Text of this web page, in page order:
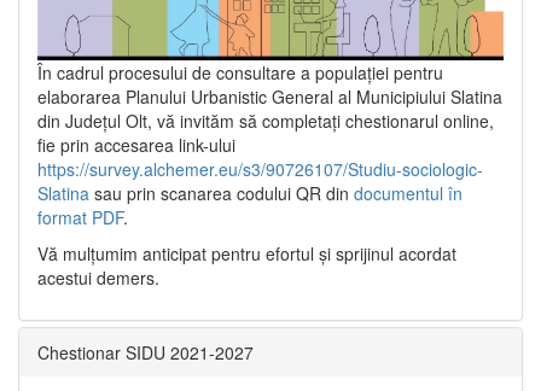
În cadrul procesului de consultare a populaţiei pentru
elaborarea Planului Urbanistic General al Municipiului Slatina
din Județul Olt, vă invităm să completați chestionarul online,
fie prin accesarea link-ului
https://survey.alchemer.eu/s3/90726107/Studiu-sociologic-
Slatina sau prin scanarea codului QR din documentul în
format PDF.
Vă mulţumim anticipat pentru efortul şi sprijinul acordat
acestui demers.
Chestionar SIDU 2021-2027